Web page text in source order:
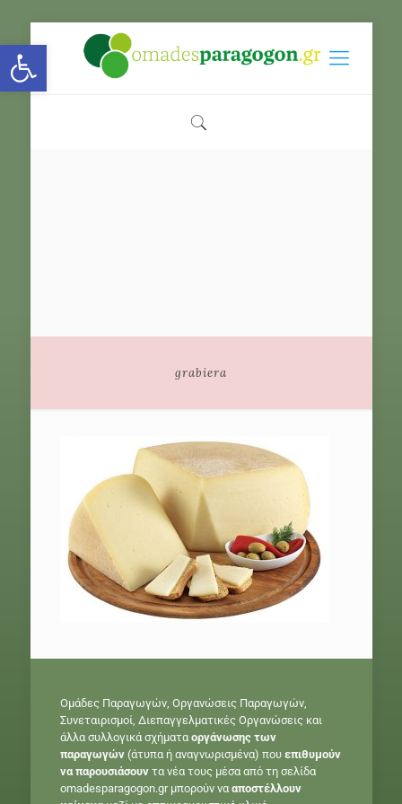
Open toolbar
grabiera
Ομάδες Παραγωγών, Οργανώσεις Παραγωγών,
Συνεταιρισμοί, Διεπαγγελματικές Οργανώσεις και
άλλα συλλογικά σχήματαοργάνωσης των
παραγωγών(άτυπα ή αναγνωρισμένα) που επιθυμούν
να παρουσιάσουντα νέα τους μέσα από τη σελίδα
omadesparagogon.gr μπορούν νααποστέλλουν